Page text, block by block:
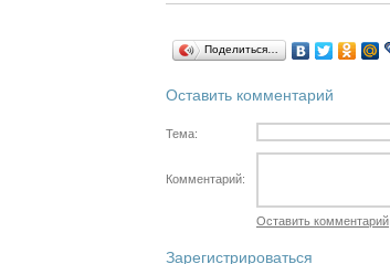
Поделиться…
Оставить комментарий
Тема:
Комментарий:
Оставить комментарий
Зарегистрироваться